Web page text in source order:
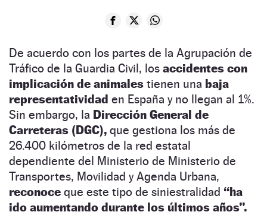
De acuerdo con los partes de la Agrupación de
Tráfico de la Guardia Civil, los accidentes con
implicación de animales tienen una baja
representatividad en España y no llegan al 1%.
Sin embargo, la Dirección General de
Carreteras (DGC), que gestiona los más de
26.400 kilómetros de la red estatal
dependiente del Ministerio de Ministerio de
Transportes, Movilidad y Agenda Urbana,
reconoce que este tipo de siniestralidad “ha
ido aumentando durante los últimos años”.